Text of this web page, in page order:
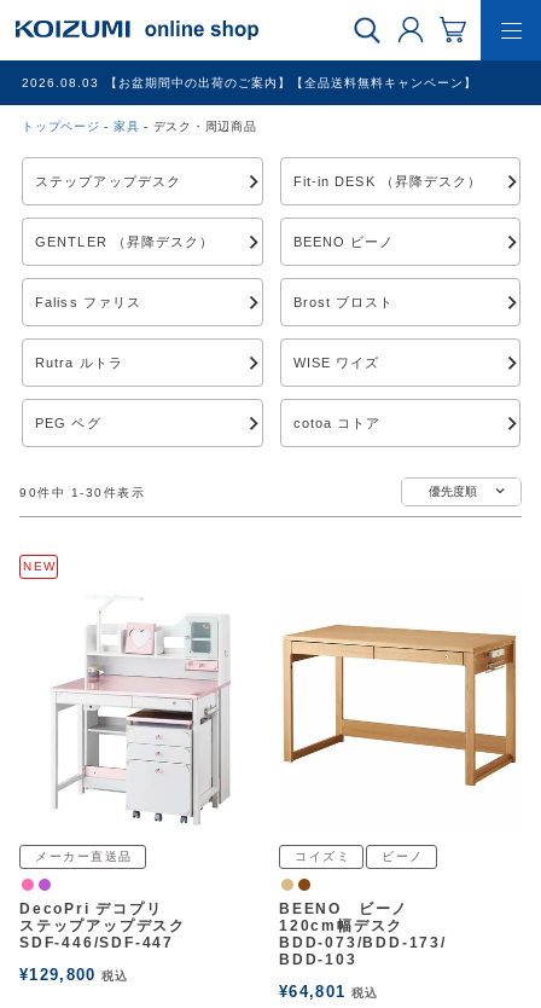
2026.08.03 【お盆期間中の出荷のご案内】【全品送料無料キャンペーン】
トップページ 家具 デスク・周辺商品
理美容家電
調理家電
冷暖房家電
家具
その他
ブログ
ご利用ガイド
ログイン
お問い合わせ
ステップアップデスク Fit-in DESK （昇降デスク）
GENTLER （昇降デスク） BEENO ビーノ
Faliss ファリス Brost ブロスト
Rutra ルトラ WISE ワイズ
PEG ペグ cotoa コトア
優先度順
90件中 1 -30件表示
NEW
メーカー直送品
ピンクパープル
DecoPri デコプリ
ステップアップデスク
SDF-446/SDF-447
¥129,800 税込
コイズミ ビーノ
ナチュラル
ウォルナット
BEENO ビーノ
120cm幅デスク
BDD-073/BDD-173/
BDD-103
¥64,801 税込